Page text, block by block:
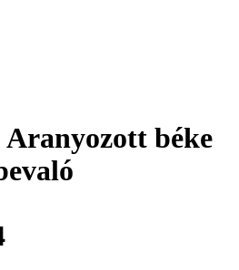
Aranyozott béke